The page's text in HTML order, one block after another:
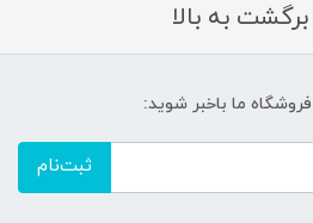
برگشت به بالا
ما باخبر شوید:
ثبت‌نام